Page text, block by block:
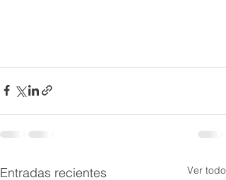
Entradas recientes Ver todo